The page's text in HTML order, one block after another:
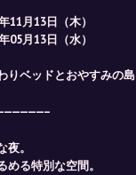
11月13日（木）
05月13日（水）
りベッドとおやすみの島
。
める特別な空間。